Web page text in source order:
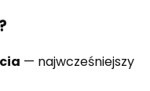
— najwcześniejszy